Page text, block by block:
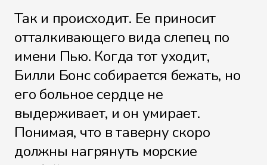
Файл 29
Файл 30
Так и происходит. Ее приносит
отталкивающего вида слепец по
имени Пью. Когда тот уходит,
Билли Бонс собирается бежать, но
его больное сердце не
выдерживает, и он умирает.
Понимая, что в таверну скоро
должны нагрянуть морские